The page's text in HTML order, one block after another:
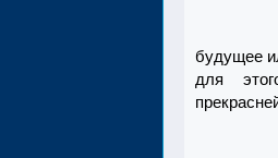
будущее
для